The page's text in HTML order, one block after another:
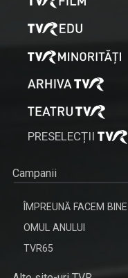
PRESELECȚII
Campanii
ÎMPREUNĂ FACEM BINE
OMUL ANULUI
TVR65